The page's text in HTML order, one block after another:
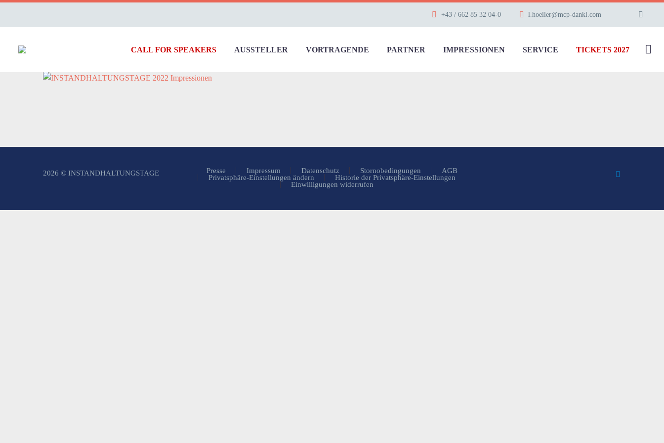
+43 / 662 85 32 04-0 l.hoeller@mcp-dankl.com
CALL FOR SPEAKERS AUSSTELLER VORTRAGENDE PARTNER IMPRESSIONEN SERVICE TICKETS 2027
Presse Impressum Datenschutz Stornobedingungen
AGB
Privatsphäre-Einstellungen ändern
Historie der Privatsphäre-Einstellungen
Einwilligungen widerrufen
2026 © INSTANDHALTUNGSTAGE